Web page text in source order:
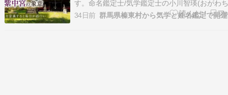
す。命名鑑定士/気学鑑定士の小川智瑛(おがわ
す命名のご依頼はこちら 5月の無料姓名鑑定ス
しました 鑑定メニューと料金の詳細 どんなこ
34日前